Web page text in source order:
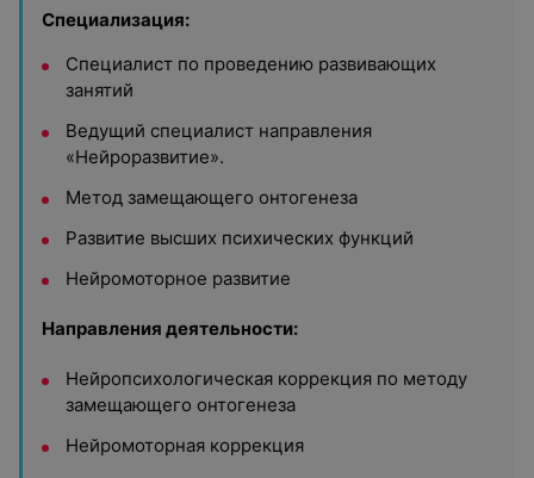
Специализация:
Специалист по проведению развивающих
занятий
Ведущий специалист направления
«Нейроразвитие».
Метод замещающего онтогенеза
Развитие высших психических функций
Нейромоторное развитие
Направления деятельности:
Нейропсихологическая коррекция по методу
замещающего онтогенеза
Нейромоторная коррекция